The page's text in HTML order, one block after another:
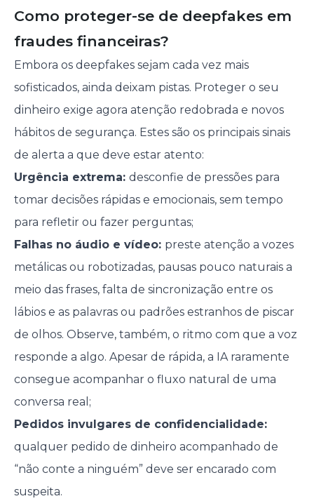
Como proteger-se de deepfakes em
fraudes financeiras?
Embora os deepfakes sejam cada vez mais
sofisticados, ainda deixam pistas. Proteger o seu
dinheiro exige agora atenção redobrada e novos
hábitos de segurança. Estes são os principais sinais
de alerta a que deve estar atento:
Urgência extrema: desconfie de pressões para
tomar decisões rápidas e emocionais, sem tempo
para refletir ou fazer perguntas;
Falhas no áudio e vídeo: preste atenção a vozes
metálicas ou robotizadas, pausas pouco naturais a
meio das frases, falta de sincronização entre os
lábios e as palavras ou padrões estranhos de piscar
de olhos. Observe, também, o ritmo com que a voz
responde a algo. Apesar de rápida, a IA raramente
consegue acompanhar o fluxo natural de uma
conversa real;
Pedidos invulgares de confidencialidade:
qualquer pedido de dinheiro acompanhado de
“não conte a ninguém” deve ser encarado com
suspeita.